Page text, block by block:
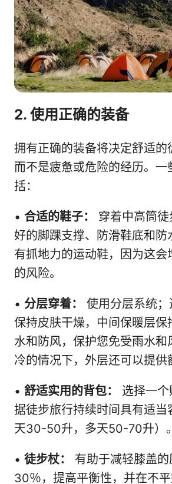
2. 使用正确的装备
拥有正确的装备将决定舒适的
而不是疲惫或危险的经历。一
括：
• 合适的鞋子：
穿着中高筒
好的脚踝支撑、防滑鞋底和防
有抓地力的运动鞋，因为这会
的风险。
• 分层穿着：
使用分层系统
保持皮肤干燥，中间保暖层保
水和防风，保护您免受雨水和
冷的情况下，外层还可以提供
• 舒适实用的背包：
选择一
据徒步旅行持续时间具有适当
天30-50升，多天50-70升）。
• 徒步杖：
有助于减轻膝盖
30％，提高平衡性，并在不